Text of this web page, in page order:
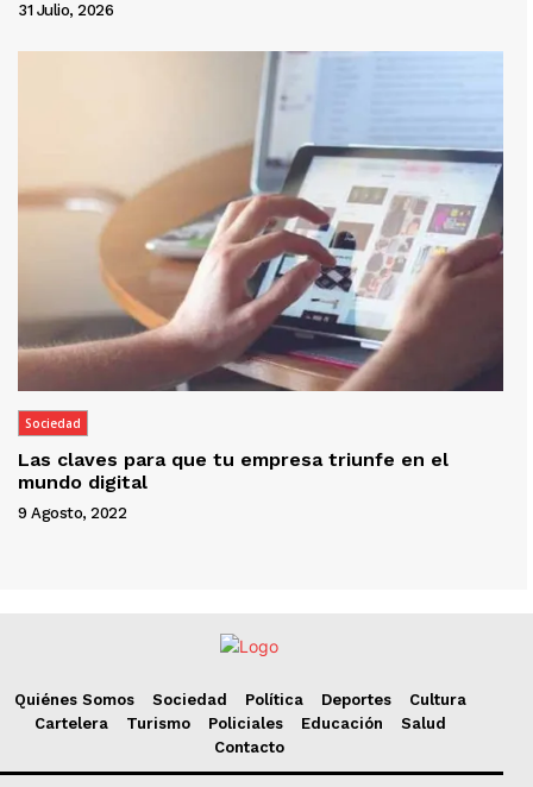
31 Julio, 2026
Sociedad
Las claves para que tu empresa triunfe en el
mundo digital
9 Agosto, 2022
Quiénes Somos Sociedad Política Deportes
Cultura
Cartelera
Turismo Policiales Educación
Salud
Contacto